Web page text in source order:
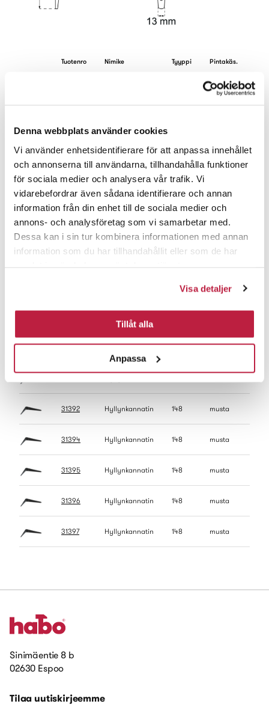
Denna webbplats använder cookies
Vi använder enhetsidentifierare för att anpassa innehållet
och annonserna till användarna, tillhandahålla funktioner
för sociala medier och analysera vår trafik. Vi
vidarebefordrar även sådana identifierare och annan
information från din enhet till de sociala medier och
annons- och analysföretag som vi samarbetar med.
Dessa kan i sin tur kombinera informationen med annan
information som du har tillhandahållit eller som de har
Visa detaljer
Tillåt alla
Anpassa
Tuotenro Nimike Tyyppi Pintakäs.
valkoinen
17632 Hyllynkannatin
17640 Hyllynkannatin 148 valkoinen
17657 Hyllynkannatin 148
17665 Hyllynkannatin 148 valkoinen
17681 Hyllynkannatin 148 valkoinen
Hyllynkannatin 148 valkoinen
valkoinen
Hyllynkannatin
31390 Hyllynkannatin 148 musta
31392 Hyllynkannatin 148 musta
31394 Hyllynkannatin 148 musta
31395 Hyllynkannatin 148 musta
31396 Hyllynkannatin 148 musta
31397 Hyllynkannatin 148 musta
Sinimäentie 8 b
02630 Espoo
Tilaa uutiskirjeemme